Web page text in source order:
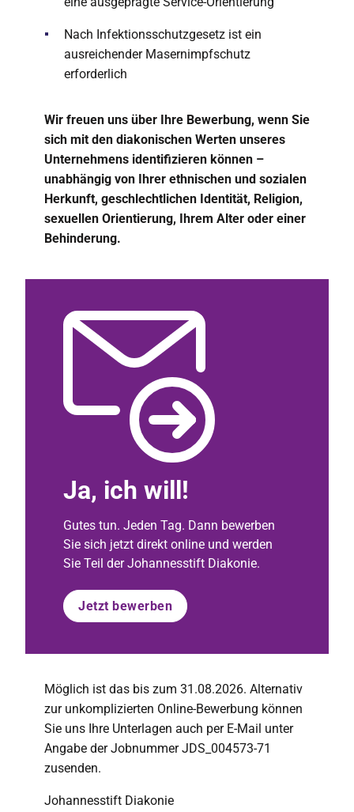
Nach Infektionsschutzgesetz ist ein
ausreichender Masernimpfschutz
erforderlich
Wir freuen uns über Ihre Bewerbung, wenn Sie
sich mit den diakonischen Werten unseres
Unternehmens identifizieren können –
unabhängig von Ihrer ethnischen und sozialen
Herkunft, geschlechtlichen Identität, Religion,
sexuellen Orientierung, Ihrem Alter oder einer
Behinderung.
Ja, ich will!
Gutes tun. Jeden Tag. Dann bewerben
Sie sich jetzt direkt online und werden
Sie Teil der Johannesstift Diakonie.
Jetzt bewerben
Möglich ist das bis zum 31.08.2026. Alternativ
zur unkomplizierten Online-Bewerbung können
Sie uns Ihre Unterlagen auch per E-Mail unter
Angabe der Jobnummer JDS_004573-71
zusenden.
Johannesstift Diakonie